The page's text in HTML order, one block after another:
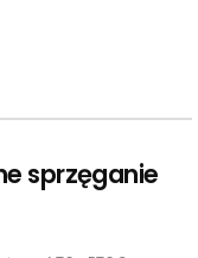
sprzęganie